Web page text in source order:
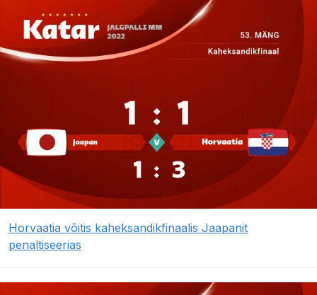
Horvaatia võitis kaheksandikfinaalis Jaapanit
penaltiseerias